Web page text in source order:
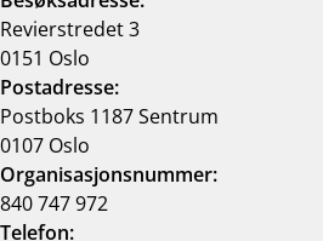
Revierstredet 3
0151 Oslo
Postadresse:
Postboks 1187 Sentrum
0107 Oslo
Organisasjonsnummer:
840 747 972
Telefon: